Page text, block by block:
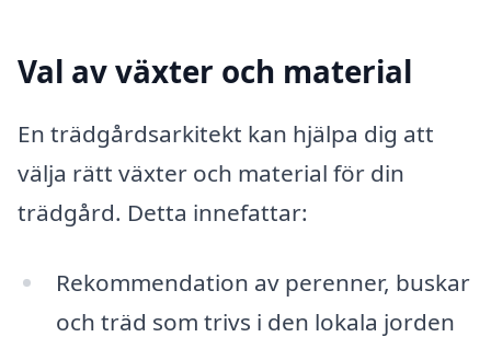
Val av växter och material
En trädgårdsarkitekt kan hjälpa dig att
välja rätt växter och material för din
trädgård. Detta innefattar:
Rekommendation av perenner, buskar
och träd som trivs i den lokala jorden